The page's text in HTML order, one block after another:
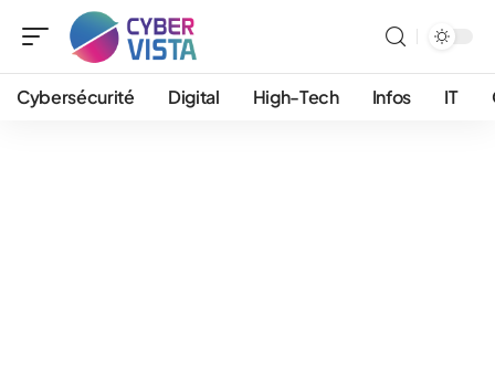
Cybersécurité Digital High-Tech Infos IT